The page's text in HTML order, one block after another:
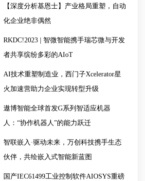
【深度分析基恩士】产业格局重塑，自动
化企业绝非偶然
RKDC!2023 | 智微智能携手瑞芯微与开发
者共享缤纷多彩的AIoT
AI技术重塑制造业，西门子Xcelerator星
火加速营助力企业实现转型升级
遨博智能全球首发G系列智适应机器
人：“协作机器人”的能力跃迁
智联嵌入·驱动未来，万创科技携手生态
伙伴，共绘嵌入式智能新蓝图
国产IEC61499工业控制软件AIOSYS重磅